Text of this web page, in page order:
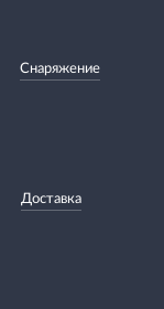
Снаряжение
Доставка